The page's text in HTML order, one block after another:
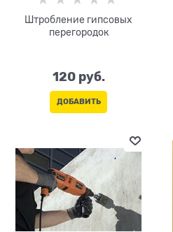
Штробление гипсовых
перегородок
120 руб.
ДОБАВИТЬ